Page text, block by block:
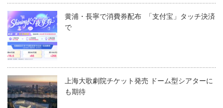
黄浦・長寧で消費券配布 「支付宝」タッチ決済
で
上海大歌劇院チケット発売 ドーム型シアターに
も期待